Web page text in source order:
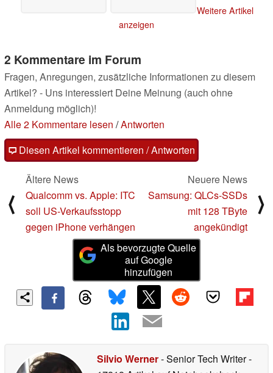
Weitere Artikel
anzeigen
2 Kommentare im Forum
Fragen, Anregungen, zusätzliche Informationen zu diesem
Artikel? - Uns interessiert Deine Meinung (auch ohne
Anmeldung möglich)!
Alle 2 Kommentare lesen /Antworten
Diesen Artikel kommentieren / Antworten
⟨
Ältere News
Qualcomm vs. Apple: ITC
soll US-Verkaufsstopp
gegen iPhone verhängen
Neuere News
Samsung: QLCs-SSDs
mit 128 TByte
angekündigt
⟩
Als bevorzugte Quelle
auf Google
hinzufügen
Silvio Werner- Senior Tech Writer-